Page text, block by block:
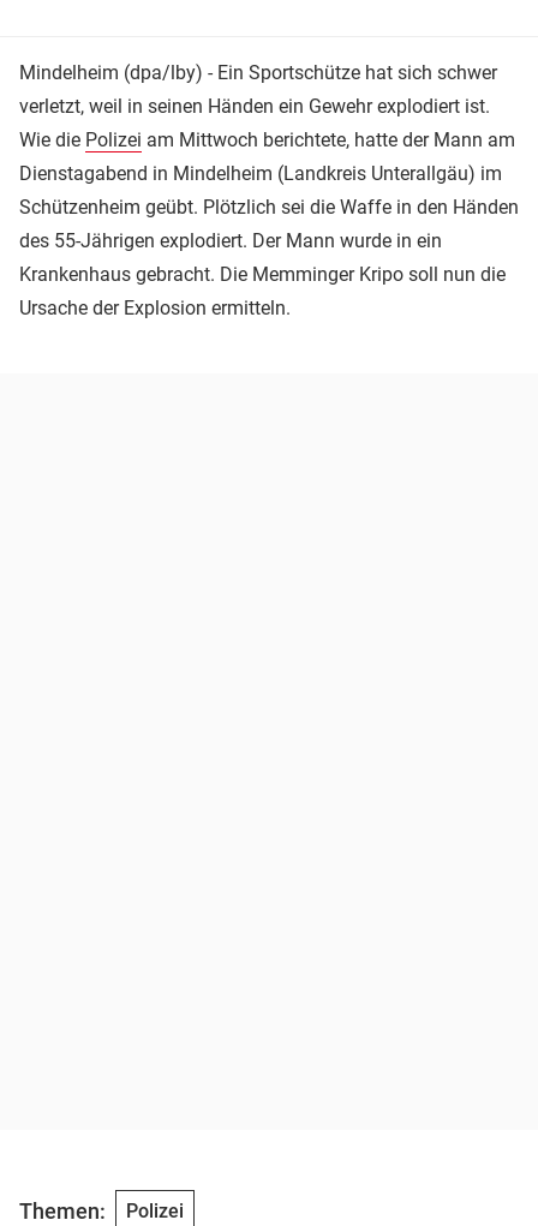
Mindelheim (dpa/lby) - Ein Sportschütze hat sich schwer
verletzt, weil in seinen Händen ein Gewehr explodiert ist.
Wie die Polizei am Mittwoch berichtete, hatte der Mann am
Dienstagabend in Mindelheim (Landkreis Unterallgäu) im
Schützenheim geübt. Plötzlich sei die Waffe in den Händen
des 55-Jährigen explodiert. Der Mann wurde in ein
Krankenhaus gebracht. Die Memminger Kripo soll nun die
Ursache der Explosion ermitteln.
Themen: Polizei